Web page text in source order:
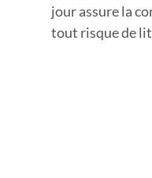
jour assure la
tout risque de